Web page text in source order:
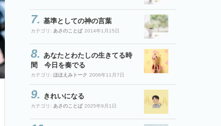
基準としての神の言葉
カテゴリ: あさのことば 2014年1月15日
あなたとわたしの生きてる時
間 今日を奏でる
カテゴリ: ほほえみトーク 2006年11月7日
きれいになる
カテゴリ: あさのことば 2025年9月1日